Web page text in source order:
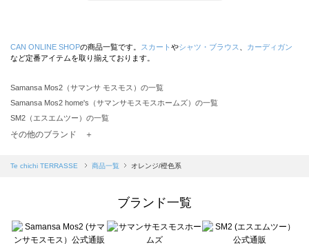
CAN ONLINE SHOPの商品一覧です。 スカート やシャツ・ブラウス
カーディガン
など定番アイテムを取り揃えております。
Samansa Mos2（サマンサ モスモス）の一覧
Samansa Mos2 home's（サマンサモスモスホームズ）の一覧
SM2（エスエムツー）の一覧
TSUHARU by Samansa Mos2（ツハルバイサマンサモスモス）の一覧
Samansa Mos2 blue（サマンサモスモス ブルー）の一覧
Te chichi（テチチ）の一覧
Te chichi CLASSIC（テチチ クラシック）の一覧
その他のブランド ＋
Te chichi TERRASSE 商品一覧 オレンジ/橙色系
ブランド一覧